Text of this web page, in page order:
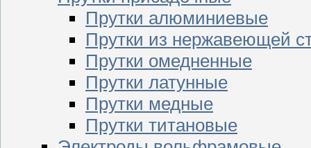
Прутки алюминиевые
Прутки из нержавеющей
Прутки омедненные
Прутки латунные
Прутки медные
Прутки титановые